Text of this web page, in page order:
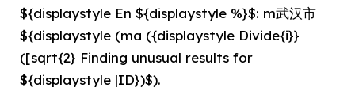
${displaystyle En ${displaystyle %}$: m武汉市
${displaystyle (ma ({displaystyle Divide{i}}
([sqrt{2} Finding unusual results for
${displaystyle |ID})$).